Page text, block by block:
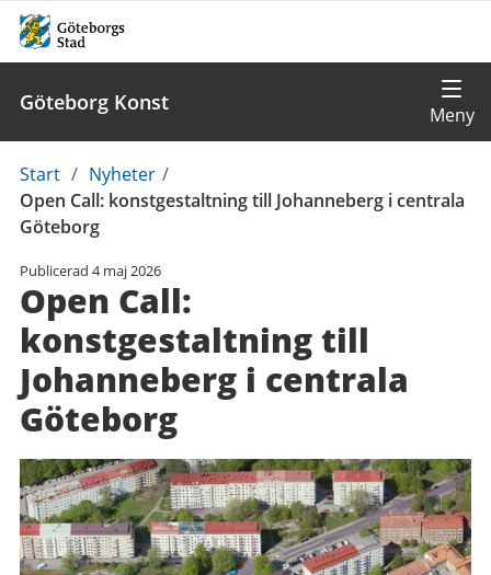
Göteborg Konst
Du
är
här:
Start / Nyheter /
Open Call: konstgestaltning till Johanneberg i centrala
Göteborg
Publicerad 4 maj 2026
Open Call:
konstgestaltning till
Johanneberg i centrala
Göteborg